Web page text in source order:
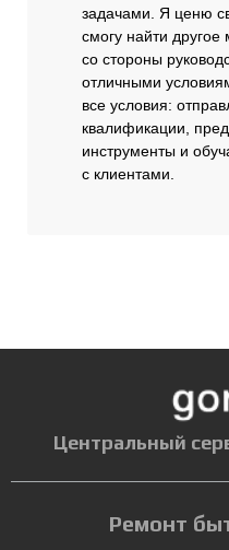
задачами. Я ценю
смогу найти
со стороны
отличными
все условия:
квалификации,
инструменты и
с клиентами.
Центральный
Ремонт